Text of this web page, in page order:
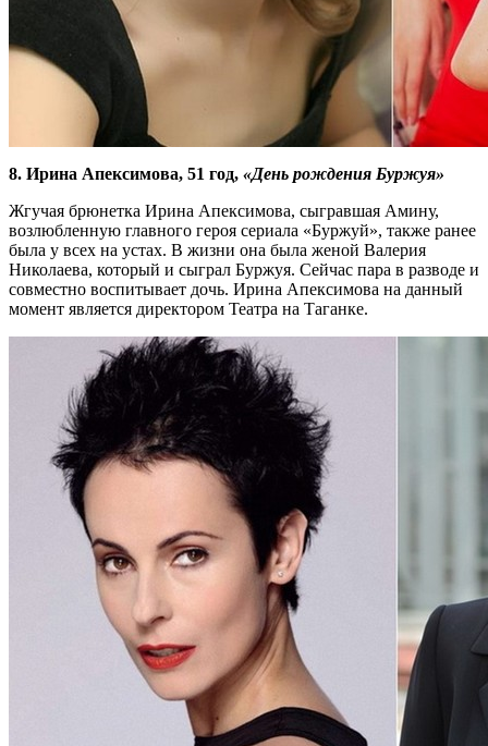
8. Ирина Апексимова, 51 год, «День рождения Буржуя»
Жгучая брюнетка Ирина Апексимова, сыгравшая Амину,
возлюбленную главного героя сериала «Буржуй», также ранее
была у всех на устах. В жизни она была женой Валерия
Николаева, который и сыграл Буржуя. Сейчас пара в разводе и
совместно воспитывает дочь. Ирина Апексимова на данный
момент является директором Театра на Таганке.